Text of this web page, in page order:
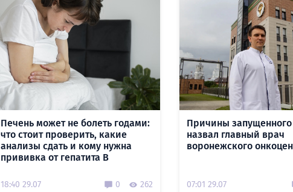
Печень может не болеть годами:
что стоит проверить, какие
анализы сдать и кому нужна
прививка от гепатита В
18:40 29.07 0 262
Причины
назвал главный врач
воронежского
07:01 29.07